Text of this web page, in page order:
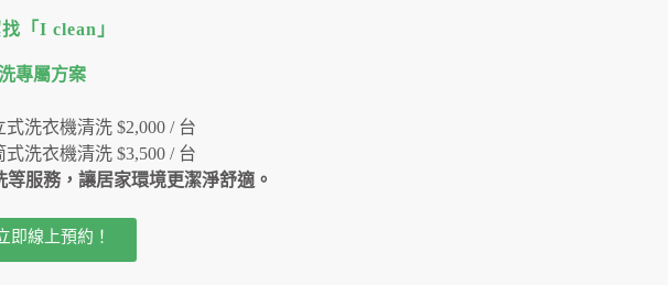
「I clean」
專屬⽅案
式洗衣機清洗 $2,000 / 台
式洗衣機清洗 $3,500 / 台
服務，讓居家環境更潔淨舒適。
即線上預約！